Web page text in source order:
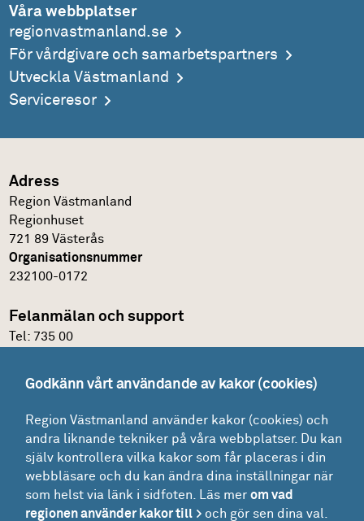
Våra webbplatser
regionvastmanland.se
För vårdgivare och samarbetspartners
Utveckla Västmanland
Serviceresor
Adress
Region Västmanland
Regionhuset
721 89 Västerås
Organisationsnummer
232100-0172
Felanmälan och support
Tel: 735 00
Glömt lösenordet?
Mina ärenden
Lokaler
Drift - felanmälan och beställning
Godkänn vårt användande av kakor (cookies)
Region Västmanland använder kakor (cookies) och
andra liknande tekniker på våra webbplatser. Du kan
själv kontrollera vilka kakor som får placeras i din
webbläsare och du kan ändra dina inställningar när
som helst via länk i sidfoten. Läs merom vad
regionen använder kakor till
och gör sen dina val.